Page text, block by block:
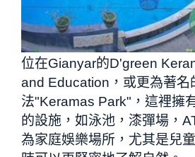
位在Gianyar的D'green
and Education，或更為著名
法"Keramas Park"，這裡擁
的設施，如泳池，漆彈場，
為家庭娛樂場所，尤其是兒